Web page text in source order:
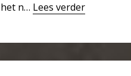
het n… Lees verder